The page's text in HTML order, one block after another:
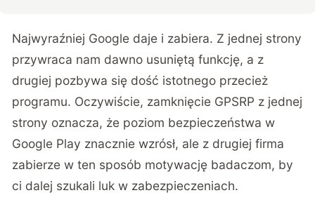
Najwyraźniej Google daje i zabiera. Z jednej strony
przywraca nam dawno usuniętą funkcję, a z
drugiej pozbywa się dość istotnego przecież
programu. Oczywiście, zamknięcie GPSRP z jednej
strony oznacza, że poziom bezpieczeństwa w
Google Play znacznie wzrósł, ale z drugiej firma
zabierze w ten sposób motywację badaczom, by
ci dalej szukali luk w zabezpieczeniach.